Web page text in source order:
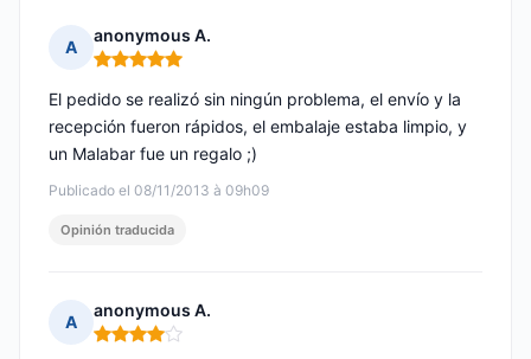
A
anonymous A.
Nota: 5 de 5
Publicado el 08/11/2013 à 09h09
El pedido se realizó sin ningún problema, el envío y la
recepción fueron rápidos, el embalaje estaba limpio, y
un Malabar fue un regalo ;)
Opinión traducida
A
anonymous A.
Nota: 4 de 5